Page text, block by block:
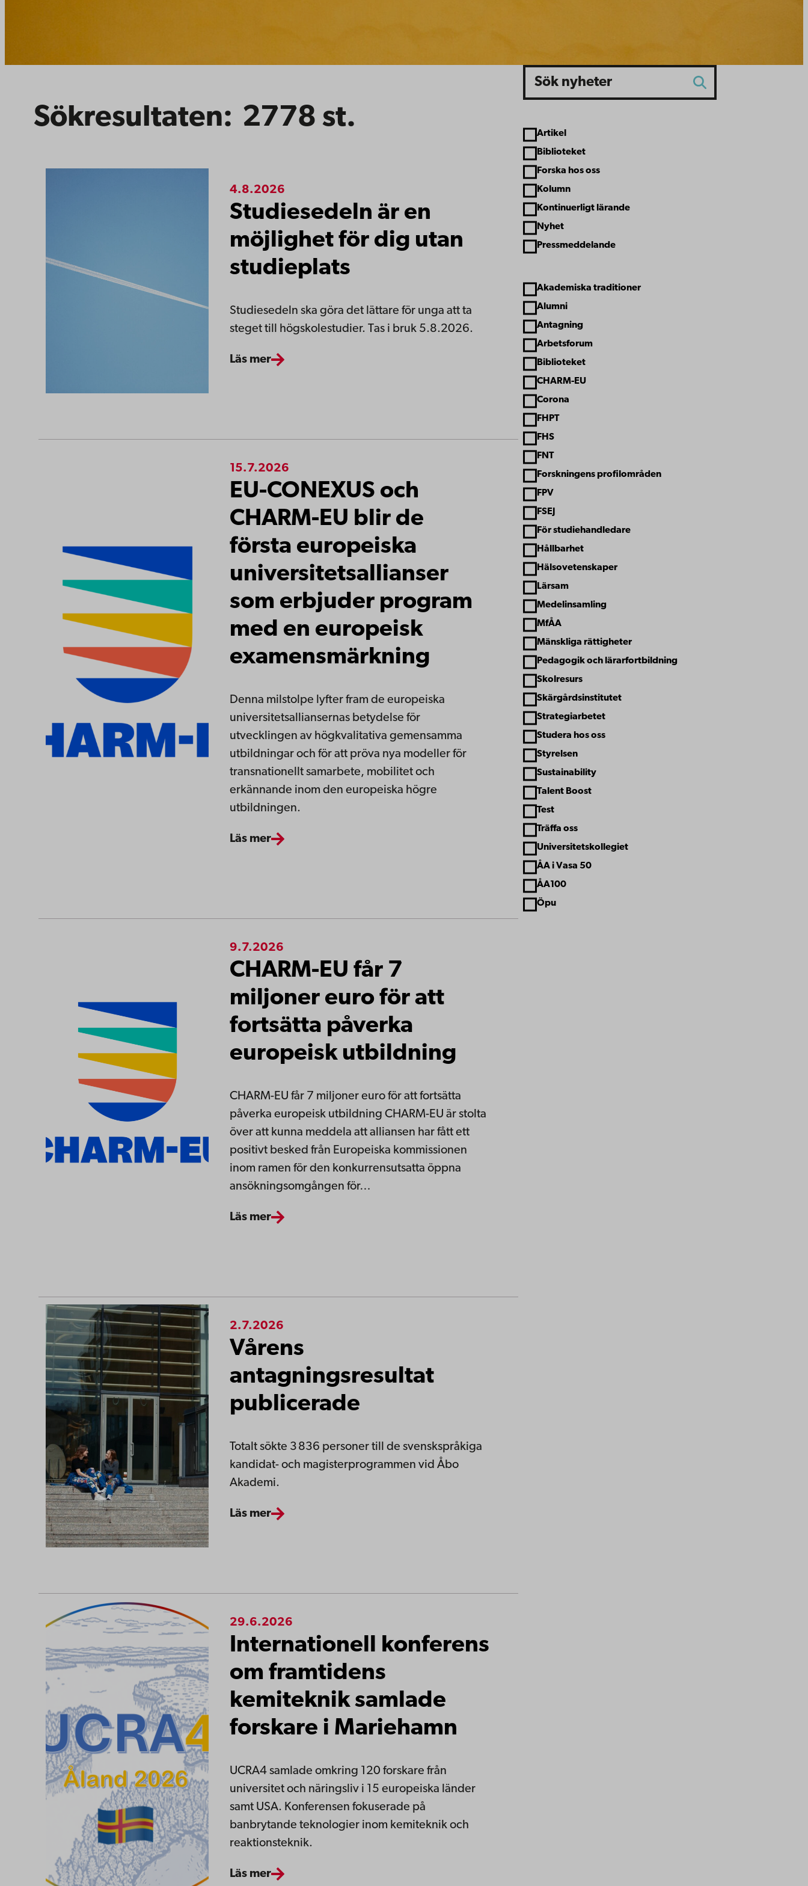
Sökresultaten: 2778 st.
Sökresultat4.8.2026
Studiesedeln är en
möjlighet för dig utan
studieplats
Studiesedeln ska göra det lättare för unga att ta
steget till högskolestudier. Tas i bruk 5.8.2026.
Läs mer
15.7.2026
EU-CONEXUS och
CHARM-EU blir de
första europeiska
universitetsallianser
som erbjuder program
med en europeisk
examensmärkning
Denna milstolpe lyfter fram de europeiska
universitetsalliansernas betydelse för
utvecklingen av högkvalitativa gemensamma
utbildningar och för att pröva nya modeller för
transnationellt samarbete, mobilitet och
erkännande inom den europeiska högre
utbildningen.
Läs mer
9.7.2026
CHARM-EU får 7
miljoner euro för att
fortsätta påverka
europeisk utbildning
CHARM-EU får 7 miljoner euro för att fortsätta
påverka europeisk utbildning CHARM-EU är stolta
över att kunna meddela att alliansen har fått ett
positivt besked från Europeiska kommissionen
inom ramen för den konkurrensutsatta öppna
ansökningsomgången för…
Läs mer
2.7.2026
Vårens
antagningsresultat
publicerade
Totalt sökte 3 836 personer till de svenskspråkiga
kandidat- och magisterprogrammen vid Åbo
Akademi.
Läs mer
29.6.2026
Internationell konferens
om framtidens
kemiteknik samlade
forskare i Mariehamn
UCRA4 samlade omkring 120 forskare från
universitet och näringsliv i 15 europeiska länder
samt USA. Konferensen fokuserade på
banbrytande teknologier inom kemiteknik och
reaktionsteknik.
Läs mer
Sök
Article type
Artikel
Biblioteket
Forska hos oss
Kolumn
Kontinuerligt lärande
Nyhet
Pressmeddelande
Article theme
Akademiska traditioner
Alumni
Antagning
Arbetsforum
Biblioteket
CHARM-EU
Corona
FHPT
FHS
FNT
Forskningens profilområden
FPV
FSEJ
För studiehandledare
Hållbarhet
Hälsovetenskaper
Lärsam
Medelinsamling
MfÅA
Mänskliga rättigheter
Pedagogik och lärarfortbildning
Skolresurs
Skärgårdsinstitutet
Strategiarbetet
Studera hos oss
Styrelsen
Sustainability
Talent Boost
Test
Träffa oss
Universitetskollegiet
ÅA i Vasa 50
ÅA100
Öpu